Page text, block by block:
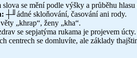
se mění podle výšky a průběhu hlasu
┼╜ádné skloňování, časování ani rody.
„khrap“, ženy „kha“.
se sepjatýma rukama je projevem úcty.
centrech se domluvíte, ale základy